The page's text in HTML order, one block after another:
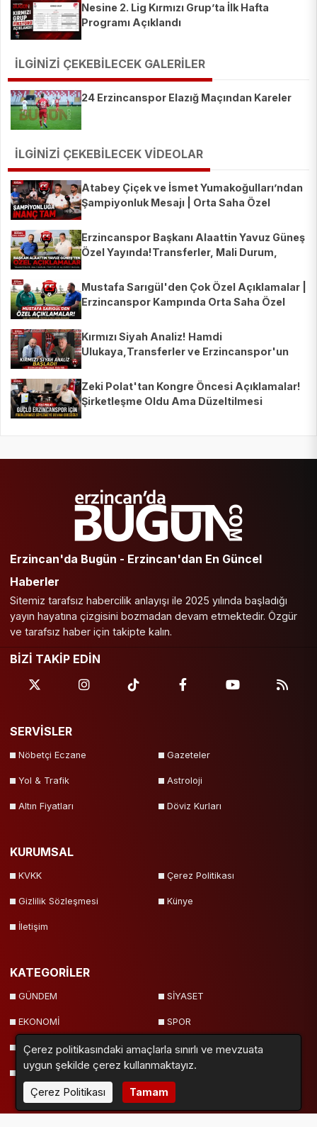
Nesine 2. Lig Kırmızı Grup’ta İlk Hafta
Programı Açıklandı
İLGİNİZİ ÇEKEBİLECEK GALERİLER
24 Erzincanspor Elazığ Maçından Kareler
İLGİNİZİ ÇEKEBİLECEK VİDEOLAR
Atabey Çiçek ve İsmet Yumakoğulları’ndan
Şampiyonluk Mesajı | Orta Saha Özel
Erzincanspor Başkanı Alaattin Yavuz Güneş
Özel Yayında!Transferler, Mali Durum,
Mustafa Sarıgül'den Çok Özel Açıklamalar |
Erzincanspor Kampında Orta Saha Özel
Kırmızı Siyah Analiz! Hamdi
Ulukaya,Transferler ve Erzincanspor'un
Zeki Polat'tan Kongre Öncesi Açıklamalar!
Şirketleşme Oldu Ama Düzeltilmesi
Erzincan'da Bugün - Erzincan'dan En Güncel
Haberler
Sitemiz tarafsız habercilik anlayışı ile 2025 yılında başladığı
yayın hayatına çizgisini bozmadan devam etmektedir. Özgür
ve tarafsız haber için takipte kalın.
BİZİ TAKİP EDİN
SERVİSLER
Nöbetçi Eczane Gazeteler
Yol & Trafik Astroloji
Altın Fiyatları Döviz Kurları
KURUMSAL
KVKK Çerez Politikası
Gizlilik Sözleşmesi Künye
İletişim
KATEGORİLER
GÜNDEM SİYASET
EKONOMİ SPOR
SAĞLIK EĞİTİM
ERZİNCANSPOR
Çerez politikasındaki amaçlarla sınırlı ve mevzuata
uygun şekilde çerez kullanmaktayız.
Çerez Politikası
Tamam